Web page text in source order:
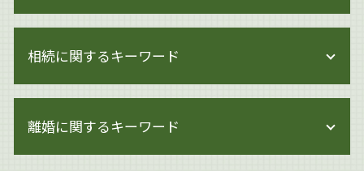
著作権とは 写真
著作権 メリット
著作権 著作隣接権 違い
著作権 期間
著作権侵害 身近な例
著作権 対象
企業法務 知財
企業法務 顧問弁護士
労働問題 企業法務
事業承継 方法
閉鎖会社 事業承継
相続に関するキーワード
認知症 生前対策
離婚に関するキーワード